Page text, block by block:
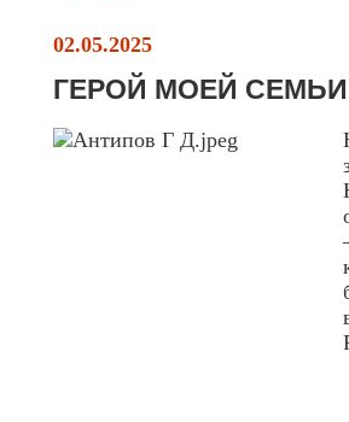
02.05.2025
ГЕРОЙ МОЕЙ СЕМЬИ